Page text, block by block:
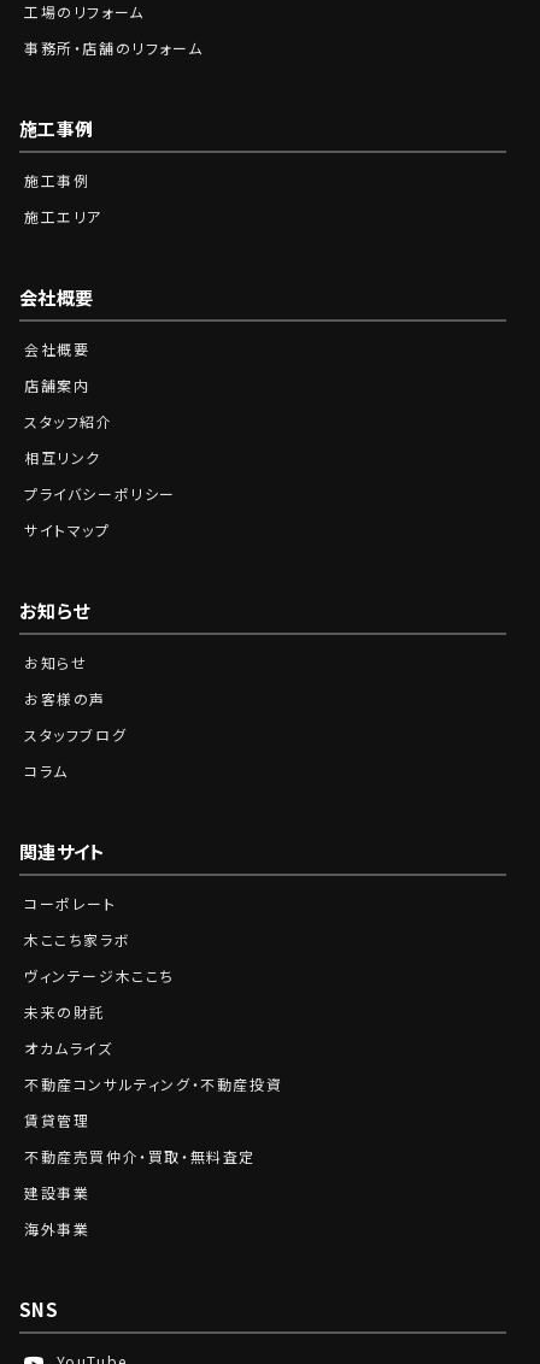
工場のリフォーム
事務所・店舗のリフォーム
施工事例
施工事例
施工エリア
会社概要
会社概要
店舗案内
スタッフ紹介
相互リンク
プライバシーポリシー
サイトマップ
お知らせ
お知らせ
お客様の声
スタッフブログ
コラム
関連サイト
コーポレート
木ここち家ラボ
ヴィンテージ木ここち
未来の財託
オカムライズ
不動産コンサルティング・不動産投資
賃貸管理
不動産売買仲介・買取・無料査定
建設事業
海外事業
SNS